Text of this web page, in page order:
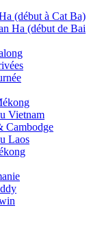
(début à Cat Ba)
Ha (début de Bai
Vietnam
Cambodge
Laos